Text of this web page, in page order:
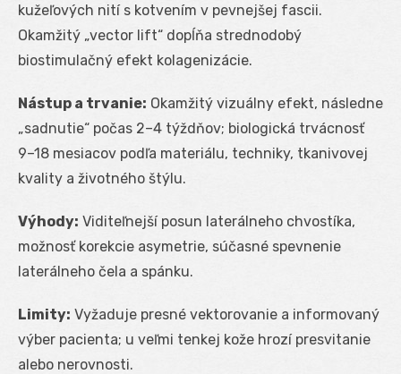
kužeľových nití s kotvením v pevnejšej fascii.
Okamžitý „vector lift“ dopĺňa strednodobý
biostimulačný efekt kolagenizácie.
Nástup a trvanie: Okamžitý vizuálny efekt, následne
„sadnutie“ počas 2–4 týždňov; biologická trvácnosť
9–18 mesiacov podľa materiálu, techniky, tkanivovej
kvality a životného štýlu.
Výhody: Viditeľnejší posun laterálneho chvostíka,
možnosť korekcie asymetrie, súčasné spevnenie
laterálneho čela a spánku.
Limity: Vyžaduje presné vektorovanie a informovaný
výber pacienta; u veľmi tenkej kože hrozí presvitanie
alebo nerovnosti.